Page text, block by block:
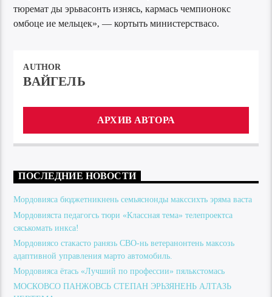
тюремат ды эрьвасонть изнясь, кармась чемпионокс
омбоце ие мельцек», — кортыть министерствасо.
AUTHOR
ВАЙГЕЛЬ
АРХИВ АВТОРА
ПОСЛЕДНИЕ НОВОСТИ
Мордовияса бюджетникнень семьяснонды макссихть эряма васта
Мордовияста педагогсь тюри «Классная тема» телепроектса
сяськомать инкса!
Мордовиясо стакасто ранязь СВО-нь ветеранонтень максозь
адаптивной управления марто автомобиль.
Мордовияса ётась «Лучший по профессии» пялькстомась
МОСКОВСО ПАНЖОВСЬ СТЕПАН ЭРЬЗЯНЕНЬ АЛТАЗЬ